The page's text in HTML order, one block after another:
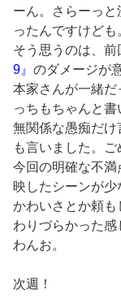
ーん。さらーっ
ったんですけども
そう思うのは、前
9』 のダメージが
本家さんが一緒
っちもちゃんと
無関係な愚痴だ
も言いました。ご
今回の明確な不満
映したシーンが
かわいさとか頼
わりづらかった
わんお。
次週！